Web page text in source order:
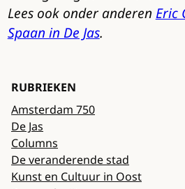
Lees ook onder anderen Eric
Spaan in De Jas.
RUBRIEKEN
Amsterdam 750
De Jas
Columns
De veranderende stad
Kunst en Cultuur in Oost